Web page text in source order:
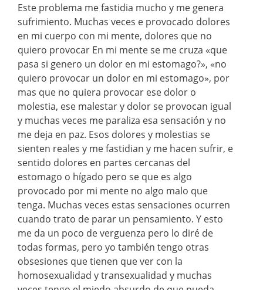
Este problema me fastidia mucho y me genera
sufrimiento. Muchas veces e provocado dolores
en mi cuerpo con mi mente, dolores que no
quiero provocar En mi mente se me cruza «que
pasa si genero un dolor en mi estomago?», «no
quiero provocar un dolor en mi estomago», por
mas que no quiera provocar ese dolor o
molestia, ese malestar y dolor se provocan igual
y muchas veces me paraliza esa sensación y no
me deja en paz. Esos dolores y molestias se
sienten reales y me fastidian y me hacen sufrir, e
sentido dolores en partes cercanas del
estomago o hígado pero se que es algo
provocado por mi mente no algo malo que
tenga. Muchas veces estas sensaciones ocurren
cuando trato de parar un pensamiento. Y esto
me da un poco de verguenza pero lo diré de
todas formas, pero yo también tengo otras
obsesiones que tienen que ver con la
homosexualidad y transexualidad y muchas